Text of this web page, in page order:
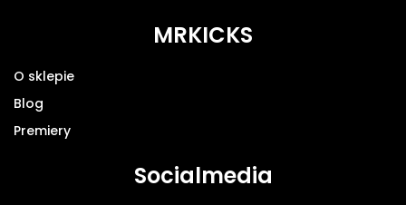
MRKICKS
O sklepie
Blog
Premiery
Socialmedia